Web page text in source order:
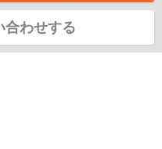
合わせする